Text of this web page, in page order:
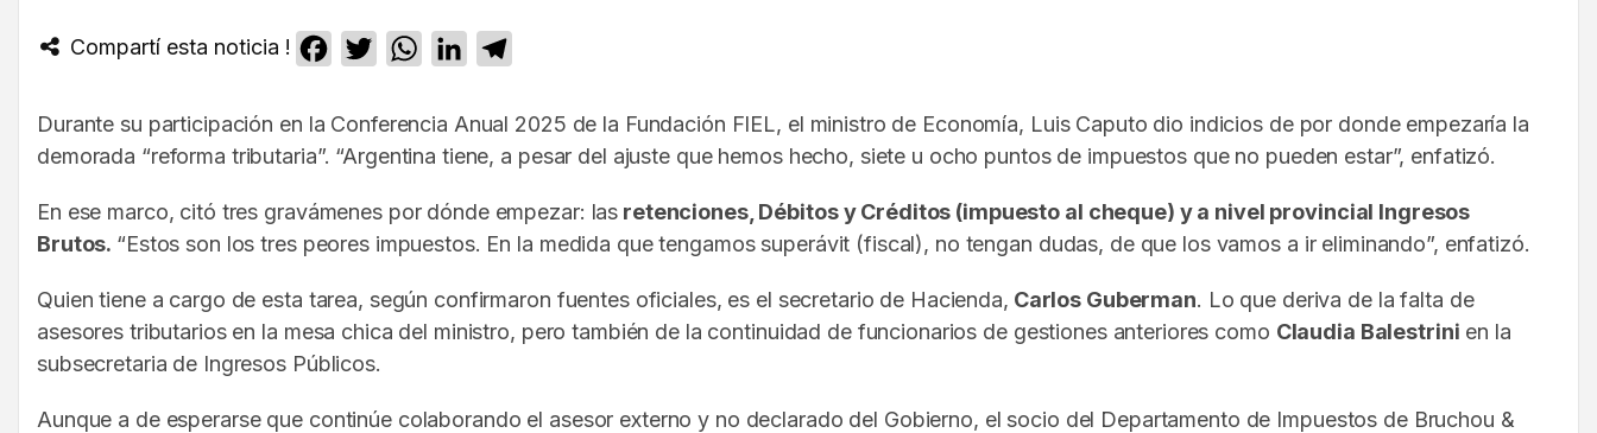
Compartí esta noticia ! Facebook
TwitterWhatsApp
LinkedIn
Durante su participación en la Conferencia Anual 2025 de la Fundación FIEL, el ministro de Economía, Luis Caputo dio indicios de por donde empezaría la
demorada “reforma tributaria”. “Argentina tiene, a pesar del ajuste que hemos hecho, siete u ocho puntos de impuestos que no pueden estar”, enfatizó.
En ese marco, citó tres gravámenes por dónde empezar: las retenciones, Débitos y Créditos (impuesto al cheque) y a nivel provincial Ingresos
Brutos. “Estos son los tres peores impuestos. En la medida que tengamos superávit (fiscal), no tengan dudas, de que los vamos a ir eliminando”, enfatizó.
Quien tiene a cargo de esta tarea, según confirmaron fuentes oficiales, es el secretario de Hacienda, Carlos Guberman. Lo que deriva de la falta de
asesores tributarios en la mesa chica del ministro, pero también de la continuidad de funcionarios de gestiones anteriores como Claudia Balestrini en la
subsecretaria de Ingresos Públicos.
Aunque a de esperarse que continúe colaborando el asesor externo y no declarado del Gobierno, el socio del Departamento de Impuestos de Bruchou &